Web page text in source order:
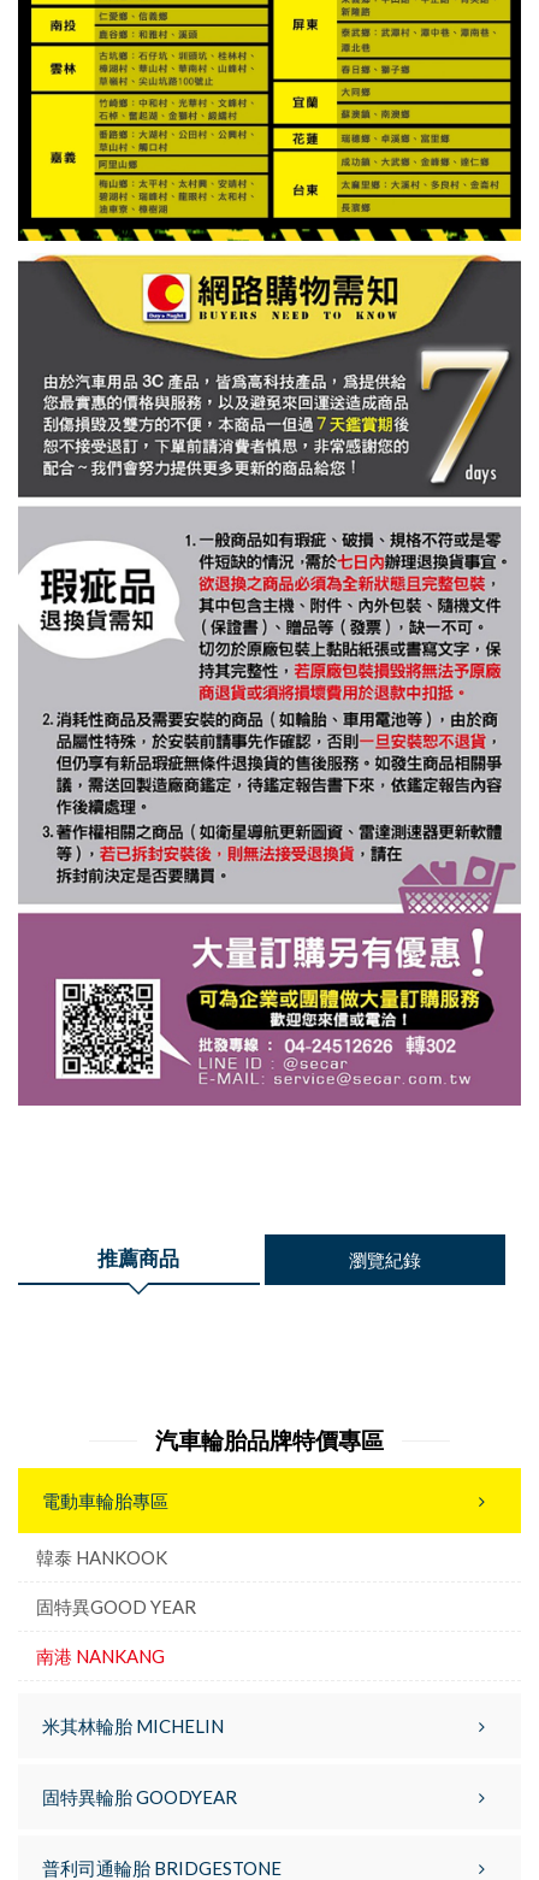
推薦商品 瀏覽紀錄
汽車輪胎品牌特價專區
電動車輪胎專區
韓泰 HANKOOK
固特異GOOD YEAR
南港 NANKANG
米其林輪胎 MICHELIN
固特異輪胎 GOODYEAR
普利司通輪胎 BRIDGESTONE